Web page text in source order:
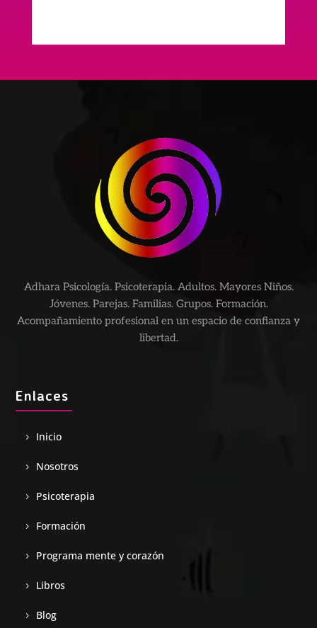
Adhara Psicología. Psicoterapia. Adultos. Mayores Niños.
Jóvenes. Parejas. Familias. Grupos. Formación.
Acompañamiento profesional en un espacio de confianza y
libertad.
Enlaces
Inicio
Nosotros
Psicoterapia
Formación
Programa mente y corazón
Libros
Blog